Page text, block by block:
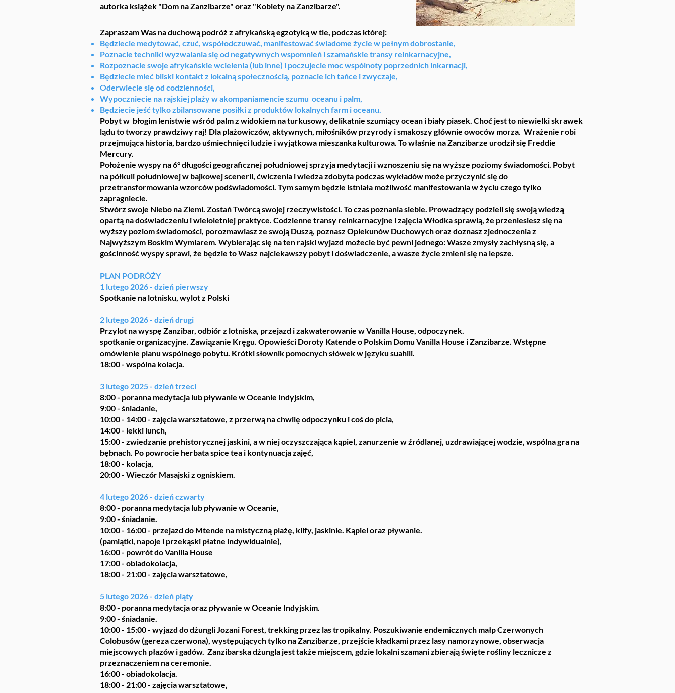
autorka książek "Dom na Zanzibarze" oraz "Kobiety na Zanzibarze".
Zapraszam Was na duchową podróż z afrykańską egzotyką w tle, podczas której:
Będziecie medytować, czuć, współodczuwać, manifestować świadome życie w pełnym dobrostanie,
Poznacie techniki wyzwalania się od negatywnych wspomnień i szamańskie transy reinkarnacyjne,
Rozpoznacie swoje afrykańskie wcielenia (lub inne) i poczujecie moc wspólnoty poprzednich inkarnacji,
Będziecie mieć bliski kontakt z lokalną społecznością, poznacie ich tańce i zwyczaje,
Oderwiecie się od codzienności,
Wypoczniecie na rajskiej plaży w akompaniamencie szumu oceanu i palm,
Będziecie jeść tylko zbilansowane posiłki z produktów lokalnych farm i oceanu.
Pobyt w błogim lenistwie wśród palm z widokiem na turkusowy, delikatnie szumiący ocean i biały piasek. Choć jest to niewielki skrawek
lądu to tworzy prawdziwy raj! Dla plażowiczów, aktywnych, miłośników przyrody i smakoszy głównie owoców morza. Wrażenie robi
przejmująca historia, bardzo uśmiechnięci ludzie i wyjątkowa mieszanka kulturowa. To właśnie na Zanzibarze urodził się Freddie
Mercury.
Położenie wyspy na 6° długości geograficznej południowej sprzyja medytacji i wznoszeniu się na wyższe poziomy świadomości. Pobyt
na półkuli południowej w bajkowej scenerii, ćwiczenia i wiedza zdobyta podczas wykładów może przyczynić się do
przetransformowania wzorców podświadomości. Tym samym będzie istniała możliwość manifestowania w życiu czego tylko
zapragniecie.
Stwórz swoje Niebo na Ziemi. Zostań Twórcą swojej rzeczywistości. To czas poznania siebie. Prowadzący podzieli się swoją wiedzą
opartą na doświadczeniu i wieloletniej praktyce. Codzienne transy reinkarnacyjne i zajęcia Włodka sprawią, że przeniesiesz się na
wyższy poziom świadomości, porozmawiasz ze swoją Duszą, poznasz Opiekunów Duchowych oraz doznasz zjednoczenia z
Najwyższym Boskim Wymiarem. Wybierając się na ten rajski wyjazd możecie być pewni jednego: Wasze zmysły zachłysną się, a
gościnność wyspy sprawi, że będzie to Wasz najciekawszy pobyt i doświadczenie, a wasze życie zmieni się na lepsze.
PLAN PODRÓŻY
1 lutego 2026 - dzień pierwszy
Spotkanie na lotnisku, wylot z Polski
2 lutego 2026 - dzień drugi
Przylot na wyspę Zanzibar, odbiór z lotniska, przejazd i zakwaterowanie w Vanilla House, odpoczynek.
spotkanie organizacyjne. Zawiązanie Kręgu. Opowieści Doroty Katende o Polskim Domu Vanilla House i Zanzibarze. Wstępne
omówienie planu wspólnego pobytu. Krótki słownik pomocnych słówek w języku suahili.
18:00 - wspólna kolacja.
3 lutego 2025 - dzień trzeci
8:00 - poranna medytacja lub pływanie w Oceanie Indyjskim,
9:00 - śniadanie,
10:00 - 14:00 - zajęcia warsztatowe, z przerwą na chwilę odpoczynku i coś do picia,
14:00 - lekki lunch,
15:00 - zwiedzanie prehistorycznej jaskini, a w niej oczyszczająca kąpiel, zanurzenie w źródlanej, uzdrawiającej wodzie, wspólna gra na
bębnach. Po powrocie herbata spice tea i kontynuacja zajęć,
18:00 - kolacja,
20:00 - Wieczór Masajski z ogniskiem.
4 lutego 2026 - dzień czwarty
8:00 - poranna medytacja lub pływanie w Oceanie,
9:00 - śniadanie.
10:00 - 16:00 - przejazd do Mtende na mistyczną plażę, klify, jaskinie. Kąpiel oraz pływanie.
(pamiątki, napoje i przekąski płatne indywidualnie),
16:00 - powrót do Vanilla House
17:00 - obiadokolacja,
18:00 - 21:00 - zajęcia warsztatowe,
5 lutego 2026 - dzień piąty
8:00 - poranna medytacja oraz pływanie w Oceanie Indyjskim.
9:00 - śniadanie.
10:00 - 15:00 - wyjazd do dżungli Jozani Forest, trekking przez las tropikalny. Poszukiwanie endemicznych małp Czerwonych
Colobusów (gereza czerwona), występujących tylko na Zanzibarze, przejście kładkami przez lasy namorzynowe, obserwacja
miejscowych płazów i gadów. Zanzibarska dżungla jest także miejscem, gdzie lokalni szamani zbierają święte rośliny lecznicze z
przeznaczeniem na ceremonie.
16:00 - obiadokolacja.
18:00 - 21:00 - zajęcia warsztatowe,